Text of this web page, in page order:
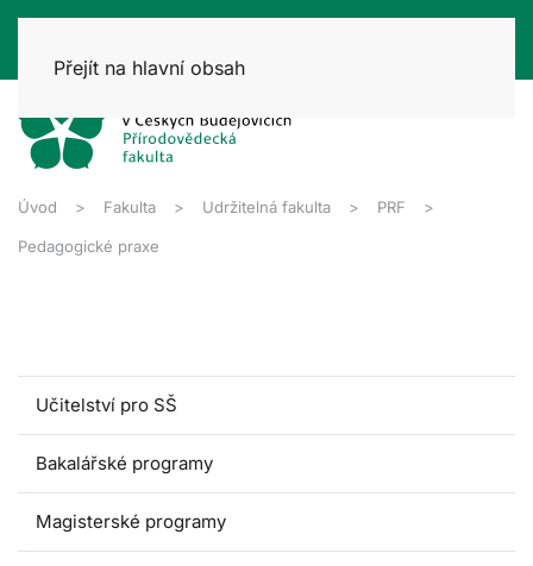
Přejít na hlavní obsah
Úvod Fakulta Udržitelná fakulta PRF
Pedagogické praxe
Učitelství pro SŠ
Bakalářské programy
Magisterské programy